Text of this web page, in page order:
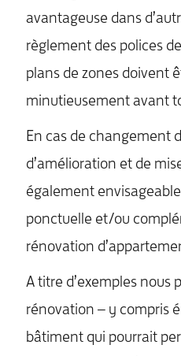
avantageuse dans
règlement des polices
plans de zones doivent
minutieusement avant
En cas de changement
d’amélioration et de
également
ponctuelle et/ou
rénovation
A titre d’exemples nous
rénovation – y compris
bâtiment qui pourrait